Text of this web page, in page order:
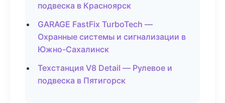
подвеска в Красноярск
GARAGE FastFix TurboTech —
Охранные системы и сигнализации в
Южно-Сахалинск
Техстанция V8 Detail — Рулевое и
подвеска в Пятигорск